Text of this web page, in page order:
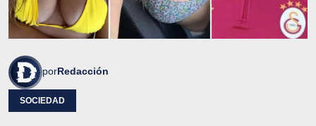
porRedacción
SOCIEDAD